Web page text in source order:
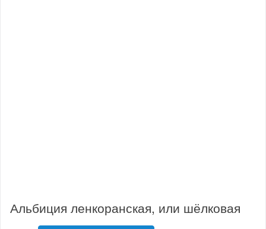
Альбиция ленкоранская, или шёлковая